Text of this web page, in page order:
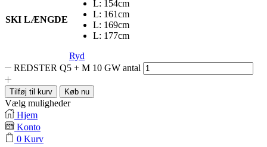
SKI LÆNGDE
L: 154cm
L: 161cm
L: 169cm
L: 177cm
Ryd
REDSTER Q5 + M 10 GW antal
Tilføj til kurv Køb nu
Vælg muligheder
Hjem
Konto
0 Kurv